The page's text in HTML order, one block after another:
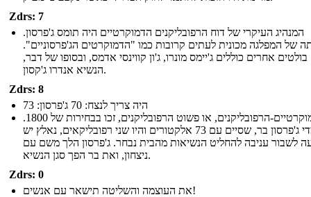
Zdrs: 7
המנהיג העיקרי של דוח הרפובליקנים הדמוקרטיים היה תומס ג'פרסון.
של המפלגה מכונית לעתים קרובות כמו "הדמוקרטים הג'פרסוניים".
אחרים כוללים ג'יימס מונרו, ג'ון קווינסי אדמס, ובסופו של דבר,
הנשיא אנדרו ג'קסון.
Zdrs: 8
היה צריך לנצח: 70 ג'פרסון: 73
הדמוקרטיים-הרפובליקנים, או פשוט הרפובליקנים, זכו בבחירות של 1800.
מועמדי ג'פרסון בר, שסיים עם 73 אלקטורים והיו שני רפובליקאים, נאלץ יש
לשבור עניבה להחליט הנשיאות מהבית נבחר. ג'פרסון הלך משם עם
ניצחון, ואת בר הפך סגן הנשיא.
Zdrs: 0
את העוצמה והשליטה תישאר עם אנשים!